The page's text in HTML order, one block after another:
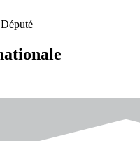
Député